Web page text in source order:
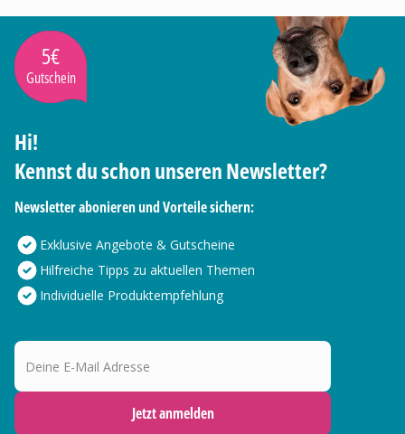
5€
Gutschein
Hi!
Kennst du schon unseren Newsletter?
Newsletter abonieren und Vorteile sichern:
Exklusive Angebote & Gutscheine
Hilfreiche Tipps zu aktuellen Themen
Individuelle Produktempfehlung
Deine E-Mail Adresse
Jetzt anmelden